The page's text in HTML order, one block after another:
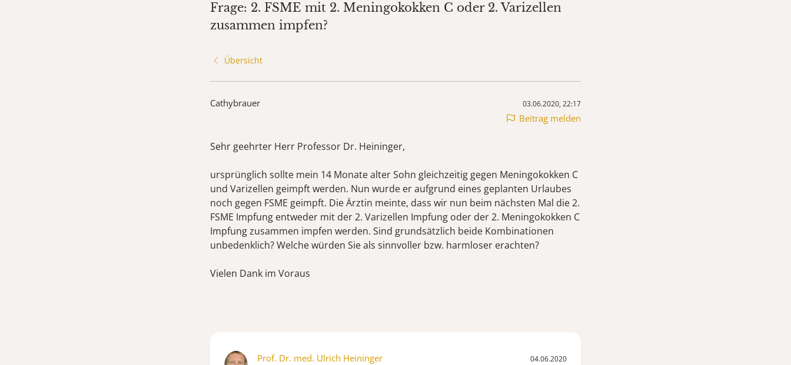
Frage: 2. FSME mit 2. Meningokokken C oder 2. Varizellen
zusammen impfen?
Übersicht
Cathybrauer 03.06.2020, 22:17
Beitrag melden
Sehr geehrter Herr Professor Dr. Heininger,
ursprünglich sollte mein 14 Monate alter Sohn gleichzeitig gegen Meningokokken C
und Varizellen geimpft werden. Nun wurde er aufgrund eines geplanten Urlaubes
noch gegen FSME geimpft. Die Ärztin meinte, dass wir nun beim nächsten Mal die 2.
FSME Impfung entweder mit der 2. Varizellen Impfung oder der 2. Meningokokken C
Impfung zusammen impfen werden. Sind grundsätzlich beide Kombinationen
unbedenklich? Welche würden Sie als sinnvoller bzw. harmloser erachten?
Vielen Dank im Voraus
Prof. Dr. med. Ulrich Heininger 04.06.2020